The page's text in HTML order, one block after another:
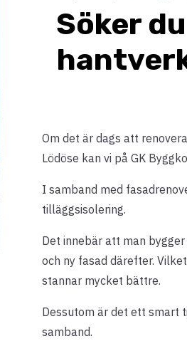
Söker
Om det är dags att
Lödöse kan vi på GK
I samband med
tilläggsisolering.
Det innebär att man
och ny fasad därefter.
stannar mycket bättre.
Dessutom är det ett smart
samband.